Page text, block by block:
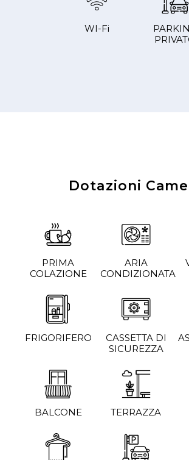
WI-Fi
Dotazioni
PRIMA
COLAZIONE
ARIA
CONDIZIONATA
FRIGORIFERO
CASSETTA DI
SICUREZZA
BALCONE TERRAZZA